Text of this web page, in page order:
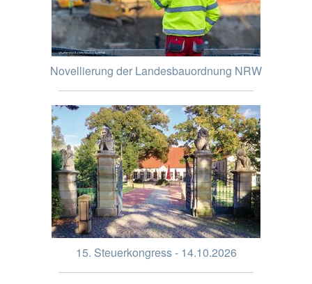
Novellierung der Landesbauordnung NRW
15. Steuerkongress - 14.10.2026